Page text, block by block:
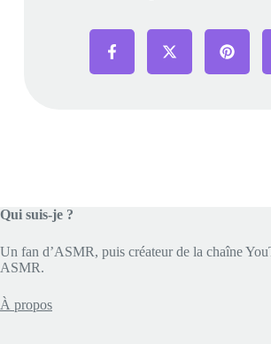
Qui suis-je ?
Un fan d’ASMR, puis créateur de la chaîne
ASMR.
À propos